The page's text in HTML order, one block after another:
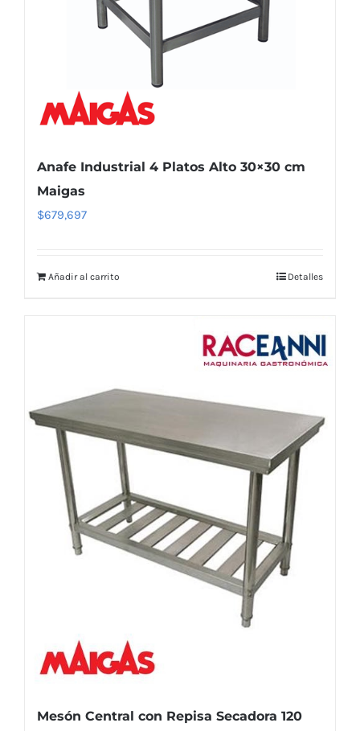
Anafe Industrial 4 Platos Alto 30×30 cm
Maigas
$679,697
Añadir al carrito Detalles
Mesón Central con Repisa Secadora 120